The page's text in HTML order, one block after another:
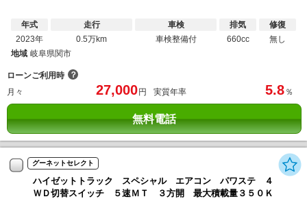
年式
2023年
走行
0.5万km
車検
車検整備付
排気
660cc
修復
無し
地域 岐阜県関市
ローンご利用時 ？
月々
27,000円 実質年率 5.8 ％
無料電話
グーネットセレクト
ハイゼットトラック スペシャル エアコン パワステ ４
ＷＤ切替スイッチ ５速ＭＴ ３方開 最大積載量３５０Ｋ